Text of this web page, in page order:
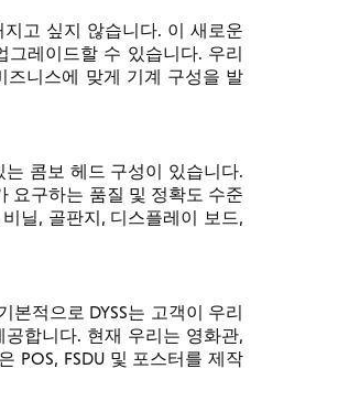
고 싶지 않습니다. 이 새로운
레이드할 수 있습니다. 우리
즈니스에 맞게 기계 구성을 발
콤보 헤드 구성이 있습니다.
요구하는 품질 및 정확도 수준
닐, 골판지, 디스플레이 보드,
적으로 DYSS는 고객이 우리
합니다. 현재 우리는 영화관,
POS, FSDU 및 포스터를 제작